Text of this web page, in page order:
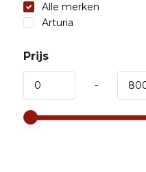
Alle merken
Arturia
Prijs
-